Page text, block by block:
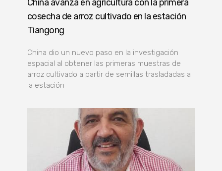
China avanza en agricultura con la primera
cosecha de arroz cultivado en la estación
Tiangong
China dio un nuevo paso en la investigación
espacial al obtener las primeras muestras de
arroz cultivado a partir de semillas trasladadas a
la estación